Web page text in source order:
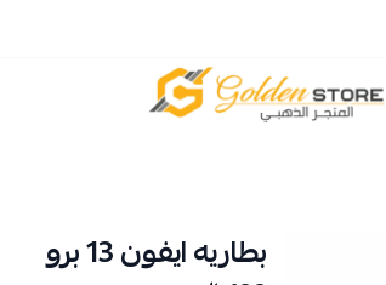
المتجر الذهبي
بطاريه ايفون 13 برو